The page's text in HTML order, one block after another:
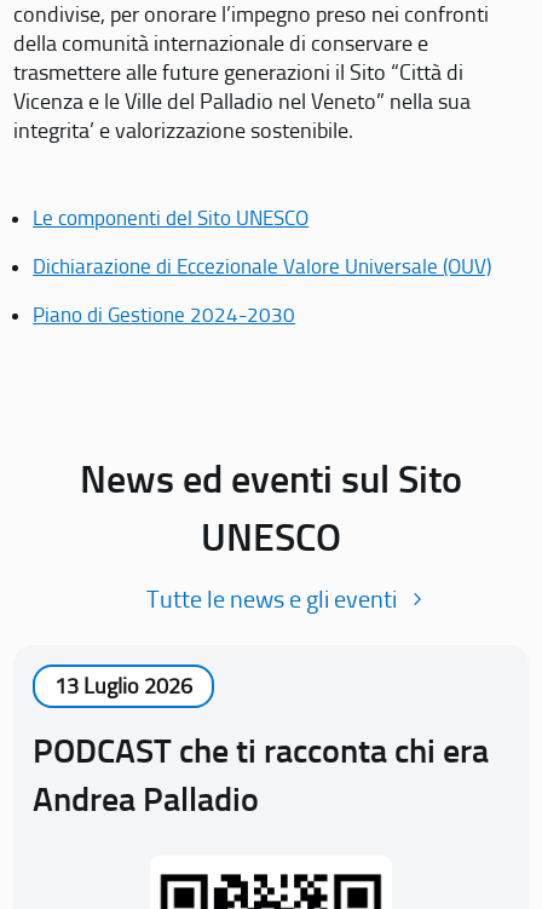
condivise, per onorare l’impegno preso nei confronti
della comunità internazionale di conservare e
trasmettere alle future generazioni il Sito “Città di
Vicenza e le Ville del Palladio nel Veneto” nella sua
integrita’ e valorizzazione sostenibile.
Le componenti del Sito UNESCO
Dichiarazione di Eccezionale Valore Universale (OUV)
Piano di Gestione 2024-2030
News ed eventi sul Sito
UNESCO
Tutte le news e gli eventi
13 Luglio 2026
PODCAST che ti racconta chi era
Andrea Palladio